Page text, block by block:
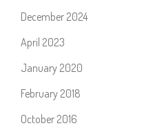
December 2024
April 2023
January 2020
February 2018
October 2016